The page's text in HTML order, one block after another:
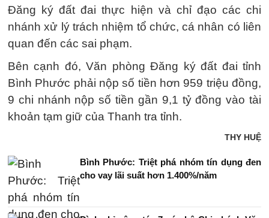
Đăng ký đất đai thực hiện và chỉ đạo các chi
nhánh xử lý trách nhiệm tổ chức, cá nhân có liên
quan đến các sai phạm.
Bên cạnh đó, Văn phòng Đăng ký đất đai tỉnh
Bình Phước phải nộp số tiền hơn 959 triệu đồng,
9 chi nhánh nộp số tiền gần 9,1 tỷ đồng vào tài
khoản tạm giữ của Thanh tra tỉnh.
THY HUỆ
Bình Phước: Triệt phá nhóm tín dụng đen
cho vay lãi suất hơn 1.400%/năm